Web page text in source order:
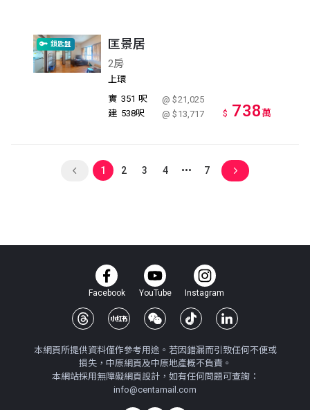
鎖匙盤 匡景居
2房
上環
實 351 呎
@ $21,025
建 538呎 @ $13,717 $ 738萬
1 2 3 4 7
Facebook YouTube Instagram
本網頁所提供資料僅作參考用途。若因錯漏而引致任何不便或
損失，中原網頁及中原地產概不負責。
本網站採用無障礙網頁設計，如有任何問題可查詢：
info@centamail.com